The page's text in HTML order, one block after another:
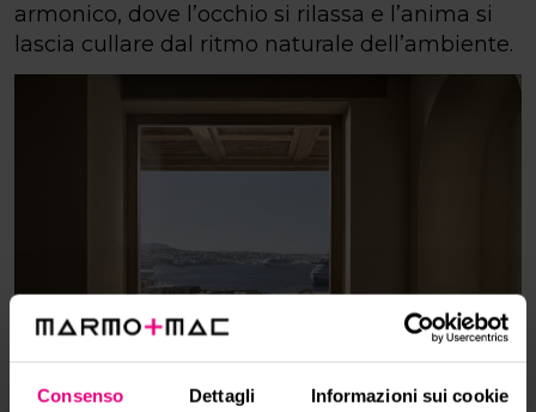
Consenso Dettagli Informazioni sui cookie
armonico, dove l’occhio si rilassa e l’anima si
lascia cullare dal ritmo naturale dell’ambiente.